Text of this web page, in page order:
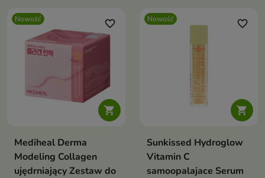
Nowość

favorite_border
Mediheal Derma
Modeling Collagen
ujędrniający Zestaw do
Nowość

favorite_border
Sunkissed Hydroglow
Vitamin C
samoopalajace Serum